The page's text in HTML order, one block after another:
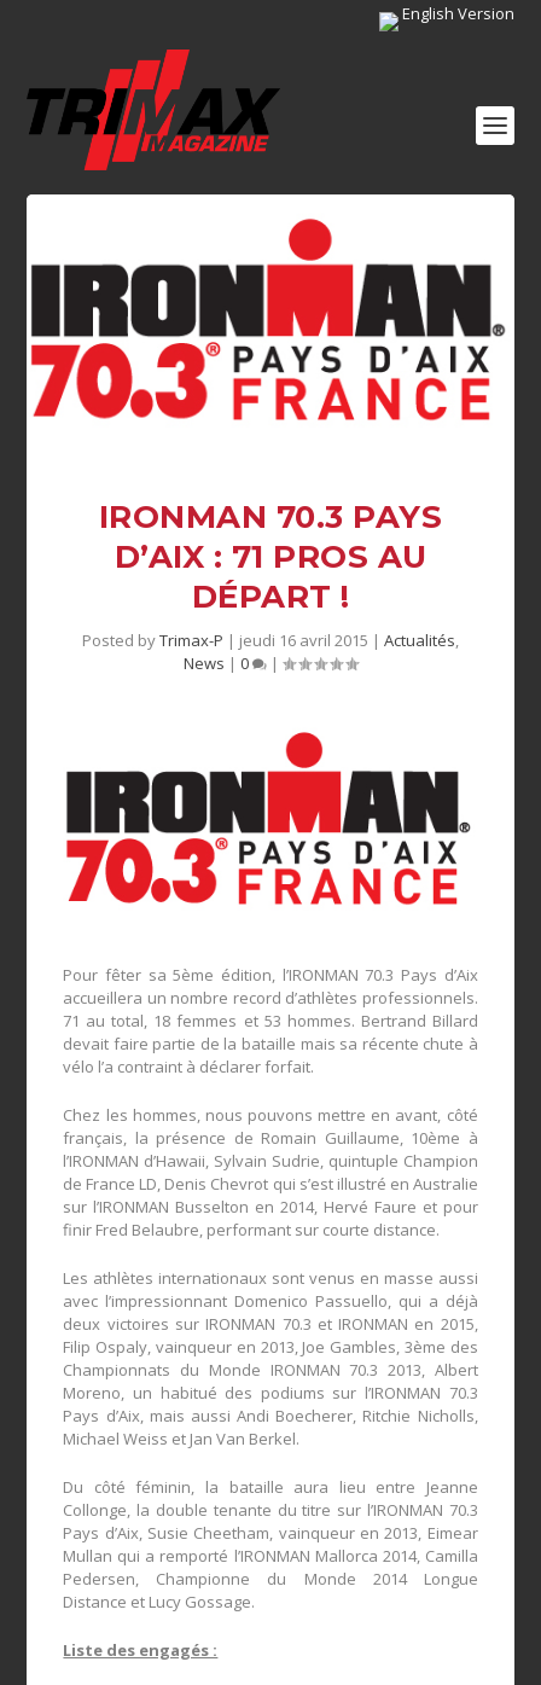
English Version
IRONMAN 70.3 PAYS
D’AIX : 71 PROS AU
DÉPART !
Posted byTrimax-P | jeudi 16 avril 2015 | Actualités,
News | 0 |
Pour fêter sa 5ème édition, l’IRONMAN 70.3 Pays d’Aix
accueillera un nombre record d’athlètes professionnels.
71 au total, 18 femmes et 53 hommes. Bertrand Billard
devait faire partie de la bataille mais sa récente chute à
vélo l’a contraint à déclarer forfait.
Chez les hommes, nous pouvons mettre en avant, côté
français, la présence de Romain Guillaume, 10ème à
l’IRONMAN d’Hawaii, Sylvain Sudrie, quintuple Champion
de France LD, Denis Chevrot qui s’est illustré en Australie
sur l’IRONMAN Busselton en 2014, Hervé Faure et pour
finir Fred Belaubre, performant sur courte distance.
Les athlètes internationaux sont venus en masse aussi
avec l’impressionnant Domenico Passuello, qui a déjà
deux victoires sur IRONMAN 70.3 et IRONMAN en 2015,
Filip Ospaly, vainqueur en 2013, Joe Gambles, 3ème des
Championnats du Monde IRONMAN 70.3 2013, Albert
Moreno, un habitué des podiums sur l’IRONMAN 70.3
Pays d’Aix, mais aussi Andi Boecherer, Ritchie Nicholls,
Michael Weiss et Jan Van Berkel.
Du côté féminin, la bataille aura lieu entre Jeanne
Collonge, la double tenante du titre sur l’IRONMAN 70.3
Pays d’Aix, Susie Cheetham, vainqueur en 2013, Eimear
Mullan qui a remporté l’IRONMAN Mallorca 2014, Camilla
Pedersen, Championne du Monde 2014 Longue
Distance et Lucy Gossage.
Liste des engagés :